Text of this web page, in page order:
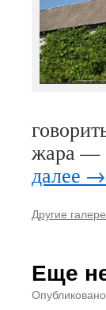
жара —
далее →
Другие
Еще
Опубликовано